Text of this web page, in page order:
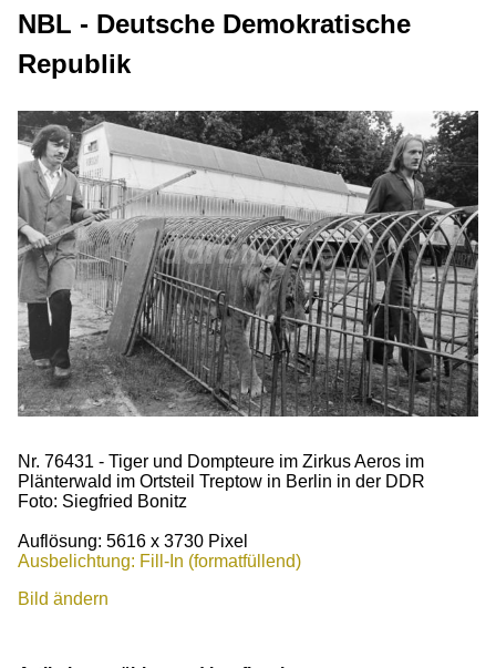
NBL - Deutsche Demokratische
Republik
Nr. 76431 - Tiger und Dompteure im Zirkus Aeros im
Plänterwald im Ortsteil Treptow in Berlin in der DDR
Foto: Siegfried Bonitz
Auflösung: 5616 x 3730 Pixel
Ausbelichtung: Fill-In (formatfüllend)
Bild ändern